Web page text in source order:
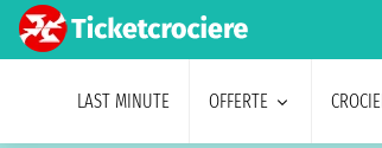
LAST MINUTE OFFERTE